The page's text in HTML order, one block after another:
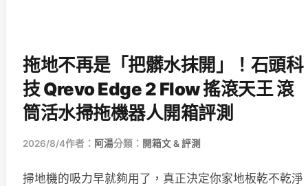
拖地不再是「把髒水抹開」！石頭科
技 Qrevo Edge 2 Flow 搖滾天王 滾
筒活水掃拖機器人開箱評測
2026/8/4作者： 阿湯分類： 開箱文 & 評測
掃地機的吸力早就夠用了，真正決定你家地板乾不乾淨